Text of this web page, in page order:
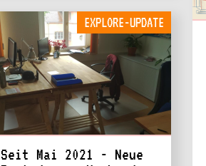
EXPLORE-UPDATE
Seit Mai 2021 - Neue